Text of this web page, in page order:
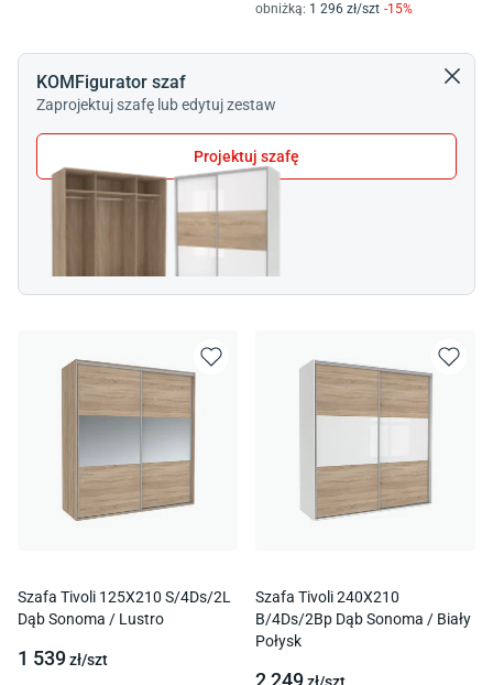
KOMFigurator szaf
Zaprojektuj szafę lub edytuj zestaw
Projektuj szafę
obniżką: 1 296 zł/szt -15%
Szafa Tivoli 125X210 S/4Ds/2L
Dąb Sonoma / Lustro
1 539zł/szt
Szafa Tivoli 240X210
B/4Ds/2Bp Dąb Sonoma / Biały
Połysk
2 249